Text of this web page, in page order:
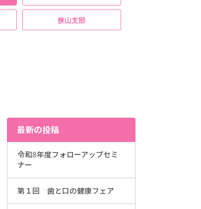
狭山支部
最新の投稿
令和8年度フォローアップセミ
ナー
第１回 歯と口の健康フェア